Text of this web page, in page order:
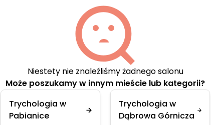
Niestety nie znaleźliśmy żadnego salonu
Może poszukamy w innym mieście lub kategorii?
Trychologia w
Pabianice
Trychologia w
Dąbrowa Górnicza